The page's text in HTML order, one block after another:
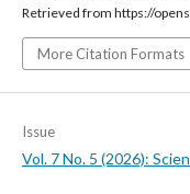
Retrieved from https://
More Citation Formats
Issue
Vol. 7 No. 5 (2026):